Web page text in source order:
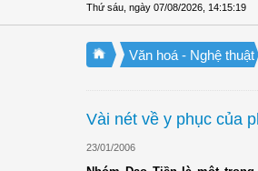
Thứ sáu, ngày 07/08/2026 14:15:19
Hội LHPN
Văn hoá - Nghệ thuật
Vài nét về y phục của
23/01/2006